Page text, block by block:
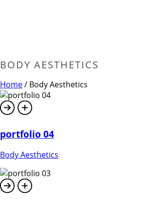
BODY AESTHETICS
Home/ Body Aesthetics
portfolio 04
Body Aesthetics